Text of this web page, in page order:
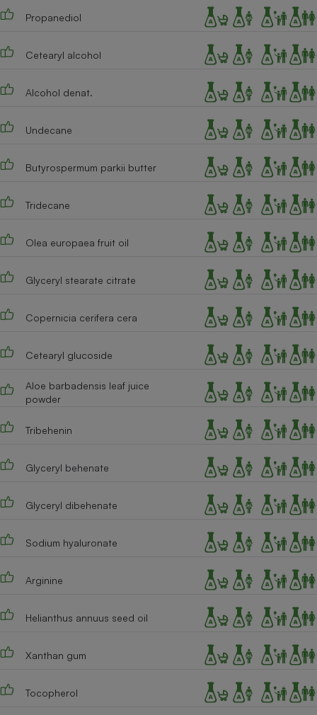
Propanediol
Cetearyl alcohol
Alcohol denat.
Undecane
Butyrospermum parkii butter
Tridecane
Olea europaea fruit oil
Glyceryl stearate citrate
Copernicia cerifera cera
Cetearyl glucoside
Aloe barbadensis leaf juice
powder
Tribehenin
Glyceryl behenate
Glyceryl dibehenate
Sodium hyaluronate
Arginine
Helianthus annuus seed oil
Xanthan gum
Tocopherol
Cafetière à expressos
Robot ménager